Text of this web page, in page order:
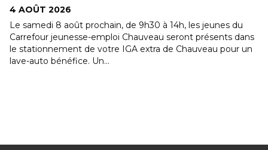
AOÛT 2026
samedi 8 août prochain, de 9h30 à 14h, les jeunes du
jeunesse-emploi Chauveau seront présents dans
stationnement de votre IGA extra de Chauveau pour un
auto bénéfice. Un...